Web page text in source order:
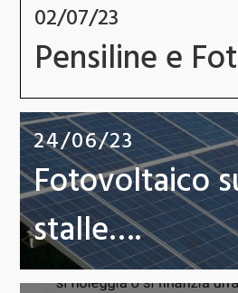
02/07/23
Pensiline e
24/06/23
Fotovoltaico
stalle….